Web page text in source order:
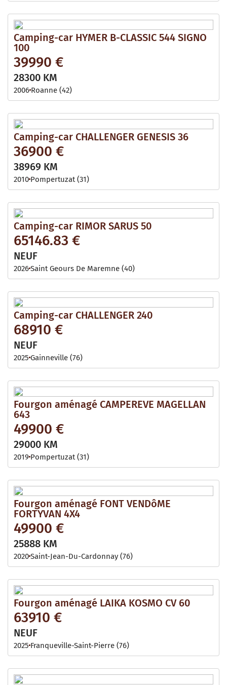
Camping-car HYMER B-CLASSIC 544 SIGNO
100
39990 €
28300 KM
2006 Roanne (42)
Camping-car CHALLENGER GENESIS 36
36900 €
38969 KM
2010 Pompertuzat (31)
Camping-car RIMOR SARUS 50
65146.83 €
NEUF
2026Saint Geours De Maremne (40)
Camping-car CHALLENGER 240
68910 €
NEUF
2025 Gainneville (76)
Fourgon aménagé CAMPEREVE MAGELLAN
643
49900 €
29000 KM
2019 Pompertuzat (31)
Fourgon aménagé FONT VENDôME
FORTYVAN 4X4
49900 €
25888 KM
2020Saint-Jean-Du-Cardonnay (76)
Fourgon aménagé LAIKA KOSMO CV 60
63910 €
NEUF
2025 Franqueville-Saint-Pierre (76)